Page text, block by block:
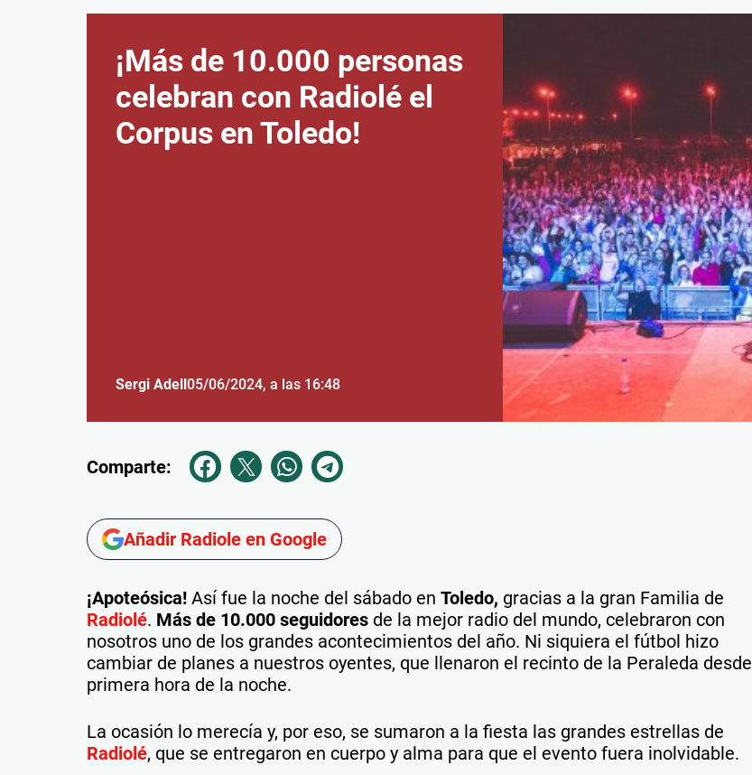
¡Más de 10.000 personas
celebran con Radiolé el
Corpus en Toledo!
Sergi Adell05/06/2024, a las 16:48
Comparte:
Añadir Radiole en Google
¡Apoteósica! Así fue la noche del sábado en Toledo, gracias a la gran Familia de
Radiolé. Más de 10.000 seguidores de la mejor radio del mundo, celebraron con
nosotros uno de los grandes acontecimientos del año. Ni siquiera el fútbol hizo
cambiar de planes a nuestros oyentes, que llenaron el recinto de la Peraleda desde
primera hora de la noche.
La ocasión lo merecía y, por eso, se sumaron a la fiesta las grandes estrellas de
Radiolé, que se entregaron en cuerpo y alma para que el evento fuera inolvidable.